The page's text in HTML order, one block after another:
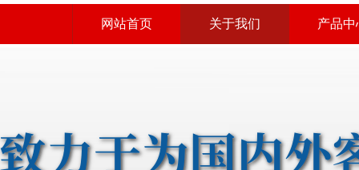
网站首页 关于我们 产品中